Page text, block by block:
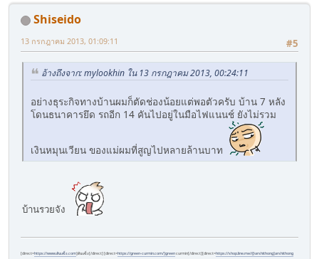
Shiseido
#5
13 กรกฎาคม 2013, 01:09:11
อ้างถึงจาก: mylookhin ใน 13 กรกฎาคม 2013, 00:24:11
อย่างธุระกิจทางบ้านผมก็ตัดช่องน้อยแต่พอตัวครับ บ้าน 7 หลัง
โดนธนาคารยึด รถอีก 14 คันไปอยู่ในมือไฟแนนช์ ยังไม่รวม
เงินหมุนเวียน ของแม่ผมที่สูญไปหลายล้านบาท
บ้านรวยจัง
[direct=https://www.ตับแข็ง.com]ตับแข็ง[/direct] [direct=https://green-curmin.com/]greencurmin[/direct][direct=https://shop.line.me/@arshithong]arshithong